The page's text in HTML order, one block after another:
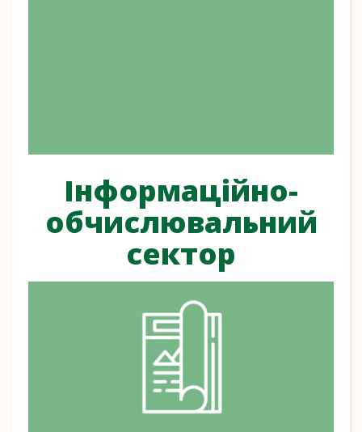
Інформаційно-
обчислювальний
сектор